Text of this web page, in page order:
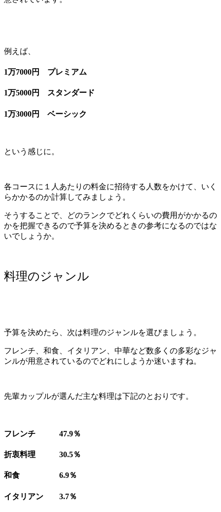
例えば、
1万7000円 プレミアム
1万5000円 スタンダード
1万3000円 ベーシック
という感じに。
各コースに１人あたりの料金に招待する人数をかけて、いく
らかかるのか計算してみましょう。
そうすることで、どのランクでどれくらいの費用がかかるの
かを把握できるので予算を決めるときの参考になるのではな
いでしょうか。
料理のジャンル
予算を決めたら、次は料理のジャンルを選びましょう。
フレンチ、和食、イタリアン、中華など数多くの多彩なジャ
ンルが用意されているのでどれにしようか迷いますね。
先輩カップルが選んだ主な料理は下記のとおりです。
フレンチ 47.9％
折衷料理 30.5％
和食 6.9％
イタリアン 3.7％